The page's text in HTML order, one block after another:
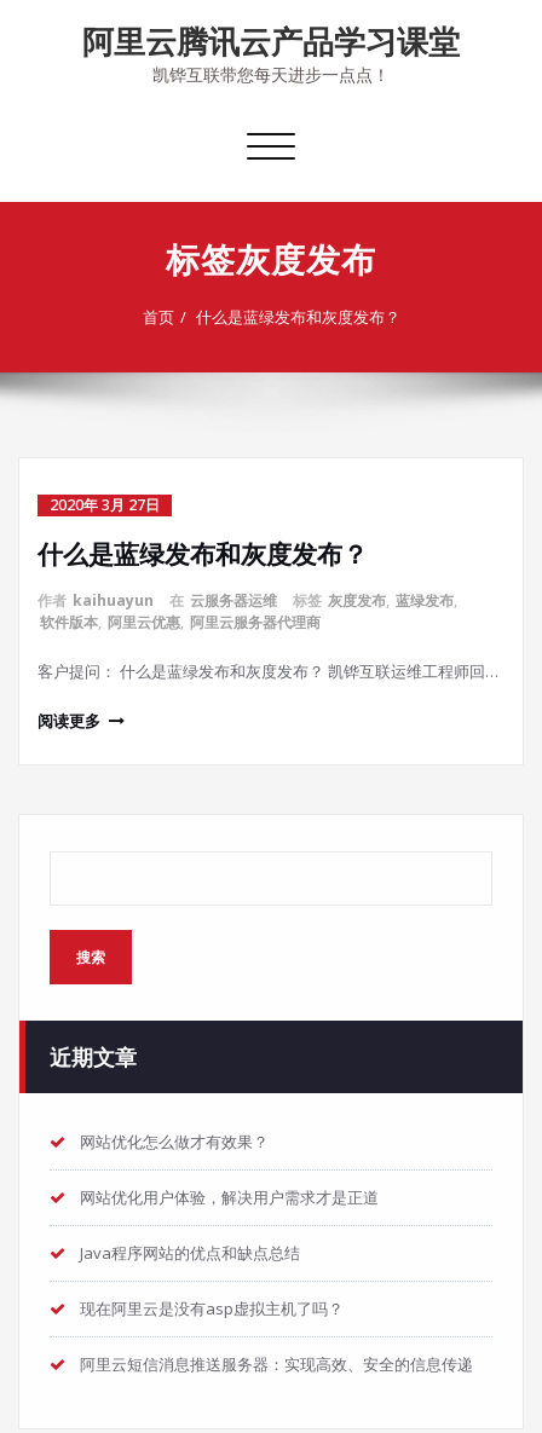
阿里云腾讯云产品学习课堂
凯铧互联带您每天进步一点点！
切
导
标签灰度发布
首页 什么是蓝绿发布和灰度发布？
2020年 3月 27日
什么是蓝绿发布和灰度发布？
作者 kaihuayun 在 云服务器运维 标签 灰度发布, 蓝绿发布,
软件版本, 阿里云优惠, 阿里云服务器代理商
客户提问： 什么是蓝绿发布和灰度发布？ 凯铧互联运维工程师回…
阅读更多
搜索
近期文章
网站优化怎么做才有效果？
网站优化用户体验，解决用户需求才是正道
Java程序网站的优点和缺点总结
现在阿里云是没有asp虚拟主机了吗？
阿里云短信消息推送服务器：实现高效、安全的信息传递